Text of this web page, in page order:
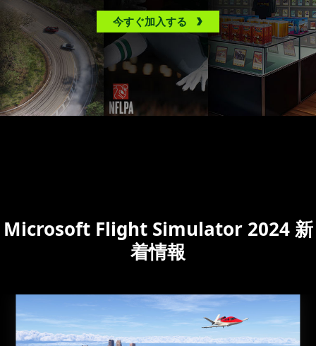
今すぐ加入する
Microsoft Flight Simulator 2024 新
着情報